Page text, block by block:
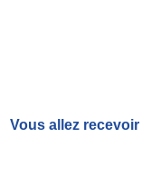
Vous allez recevoir